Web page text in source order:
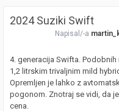
2024 Suziki Swift
Napisal/-a
4. generacija Swifta.
1,2 litrskim trivaljnim mild
Opremljen je lahko z
pogonom. Znotraj se vidi, da
cena.